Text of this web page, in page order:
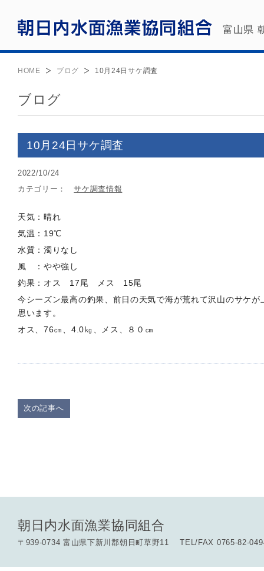
富山県
HOME ブログ 10月24日サケ調査
ブログ
10月24日サケ調査
2022/10/24
カテゴリー：
サケ調査情報
天気：晴れ
気温：19℃
水質：濁りなし
風 ：やや強し
釣果：オス 17尾 メス 15尾
今シーズン最高の釣果、前日の天気で海が荒れて沢山のサケが
思います。
オス、76㎝、4.0㎏、メス、８０㎝
次の記事へ
朝日内水面漁業協同組合
〒939-0734 富山県下新川郡朝日町草野11 TEL/FAX 0765-82-